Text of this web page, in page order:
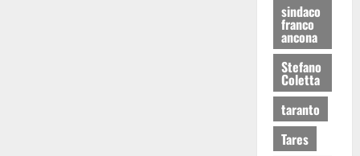
sindaco
franco
ancona
Stefano
Coletta
taranto
Tares